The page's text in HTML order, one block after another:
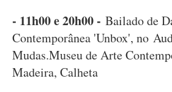
- 11h00 e 20h00 - Bailado de
Contemporânea 'Unbox', no
Mudas.Museu de Arte
Madeira, Calheta